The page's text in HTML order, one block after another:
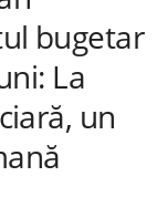
bugetar
La
un